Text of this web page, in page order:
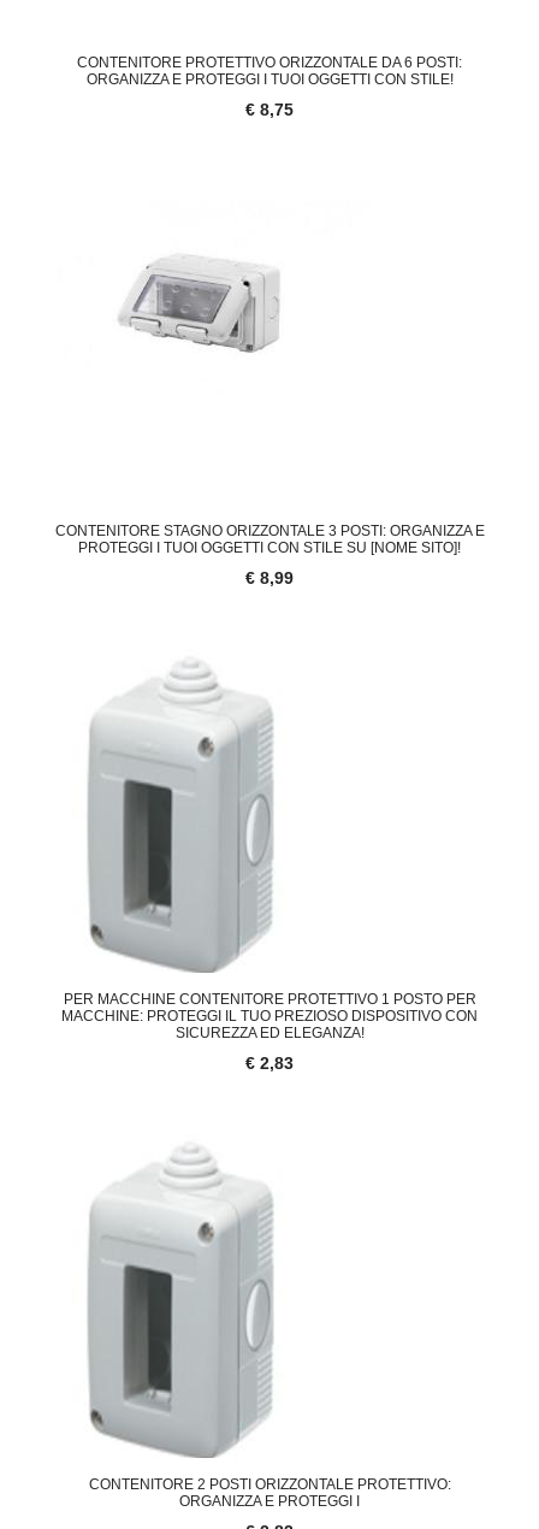
CONTENITORE PROTETTIVO ORIZZONTALE DA 6 POSTI:
ORGANIZZA E PROTEGGI I TUOI OGGETTI CON STILE!
€ 8,75
CONTENITORE STAGNO ORIZZONTALE 3 POSTI: ORGANIZZA E
PROTEGGI I TUOI OGGETTI CON STILE SU [NOME SITO]!
€ 8,99
PER MACCHINE CONTENITORE PROTETTIVO 1 POSTO PER
MACCHINE: PROTEGGI IL TUO PREZIOSO DISPOSITIVO CON
SICUREZZA ED ELEGANZA!
€ 2,83
CONTENITORE 2 POSTI ORIZZONTALE PROTETTIVO:
ORGANIZZA E PROTEGGI I